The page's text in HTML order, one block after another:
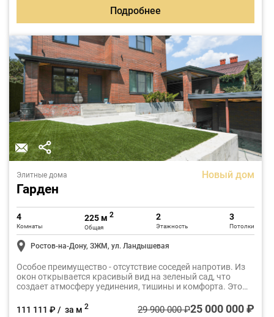
Подробнее
Элитные дома Новый дом
Гарден
4
Комнаты
225 м2
Общая
2
Этажность
3
Потолки
Ростов-на-Дону, ЗЖМ, ул. Ландышевая
Особое преимущество - отсутствие соседей напротив. Из
окон открывается красивый вид на зеленый сад, что
создает атмосферу уединения, тишины и комфорта. Это
природу и спокойствие.
111 111 ₽ / за м 2 29 900 000 ₽25 000 000 ₽